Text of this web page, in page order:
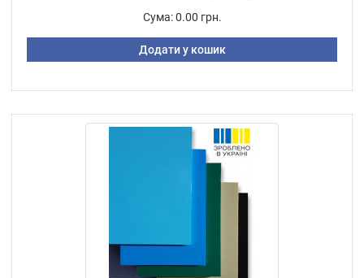
Сума: 0.00 грн.
Додати у кошик